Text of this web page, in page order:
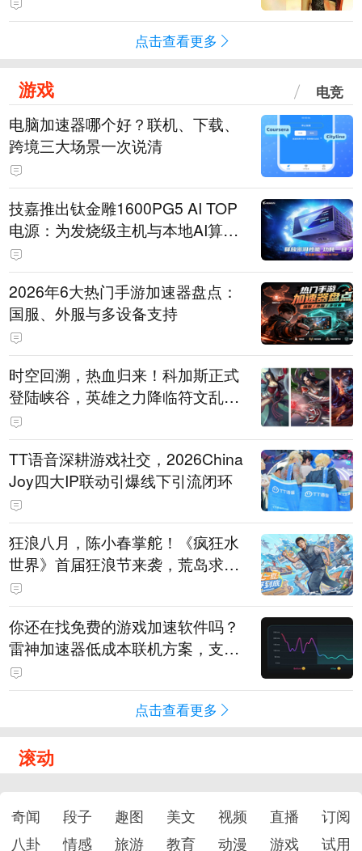
点击查看更多
游戏 电竞
电脑加速器哪个好？联机、下载、
跨境三大场景一次说清
技嘉推出钛金雕1600PG5 AI TOP
电源：为发烧级主机与本地AI算力
打造旗舰供电方案
2026年6大热门手游加速器盘点：
国服、外服与多设备支持
时空回溯，热血归来！科加斯正式
登陆峡谷，英雄之力降临符文乱
斗！
TT语音深耕游戏社交，2026China
Joy四大IP联动引爆线下引流闭环
狂浪八月，陈小春掌舵！《疯狂水
世界》首届狂浪节来袭，荒岛求生
直播即将开启
你还在找免费的游戏加速软件吗？
雷神加速器低成本联机方案，支持
免费试用
点击查看更多
滚动
奇闻 段子 趣图 美文 视频 直播
订阅
八卦
情感 旅游 教育 动漫 游戏 试用